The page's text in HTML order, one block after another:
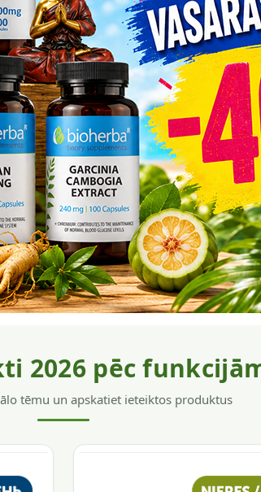
2026 pēc
tēmu un apskatiet ieteiktos produktus